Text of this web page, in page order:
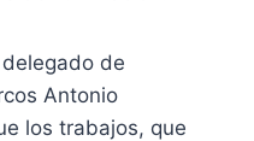
de
Antonio
los trabajos, que